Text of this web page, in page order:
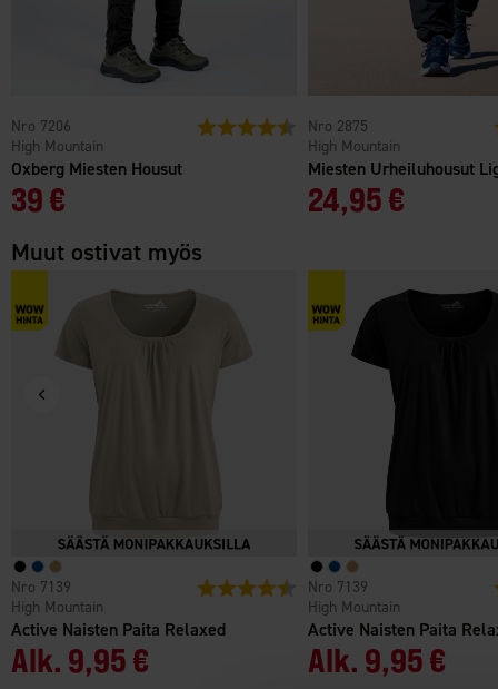
Oxberg Miesten Housut
High Mountain
7206
39 €
Arvio: 4.6 5:sta tähdestä
Miesten Urheiluhousut
High Mountain
2875
24,95 €
Muut ostivat myös
Active Naisten Paita Relaxed
High Mountain
7139
Alk. 9,95 €
Arvio: 4.5 5:sta tähdestä
Active Naisten Paita
High Mountain
7139
Alk. 9,95 €